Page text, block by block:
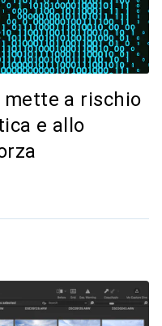
mette a rischio
e allo